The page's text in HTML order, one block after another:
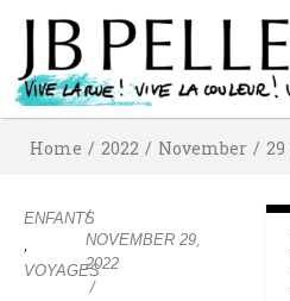
Home / 2022 / November / 29
ENFANTS
VOYAGES
/
NOVEMBER 29,
2022
/